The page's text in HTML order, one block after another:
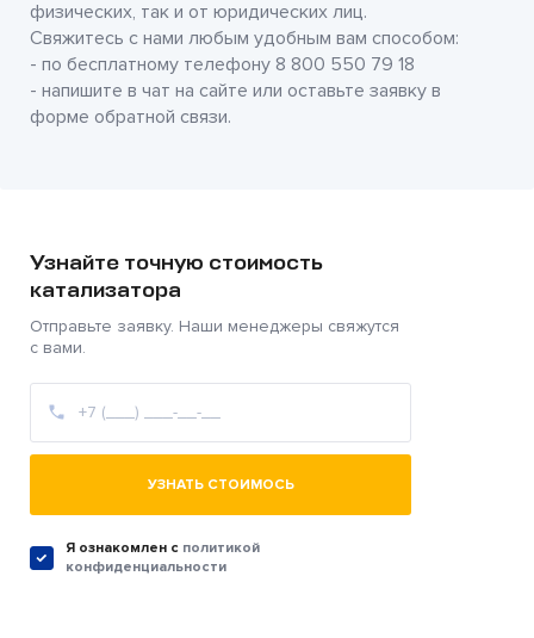
физических, так и от юридических лиц.
Свяжитесь с нами любым удобным вам способом:
- по бесплатному телефону 8 800 550 79 18
- напишите в чат на сайте или оставьте заявку в
форме обратной связи.
Узнайте точную стоимость
катализатора
Отправьте заявку. Наши менеджеры свяжутся
с вами.
УЗНАТЬ СТОИМОСЬ
Я ознакомлен c политикой
конфиденциальности